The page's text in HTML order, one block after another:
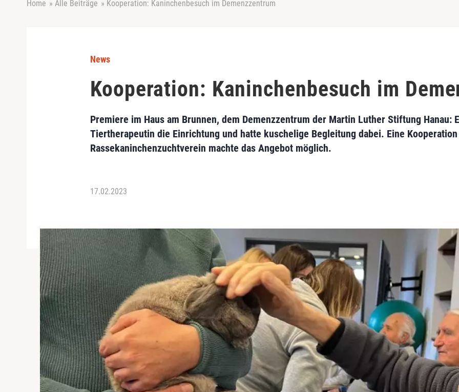
Home » Alle Beiträge » Kooperation: Kaninchenbesuch im Demenzzentrum
News
Kooperation: Kaninchenbesuch im
Premiere im Haus am Brunnen, dem Demenzzentrum der Martin Luther Stiftung Hanau:
Tiertherapeutin die Einrichtung und hatte kuschelige Begleitung dabei. Eine
Rassekaninchenzuchtverein machte das Angebot möglich.
17.02.2023